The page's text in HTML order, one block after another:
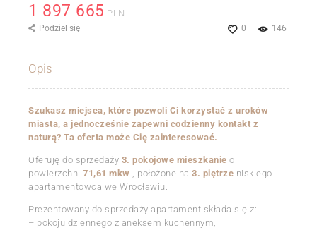
1 897 665 PLN
146
0
Podziel się
Opis
Szukasz miejsca, które pozwoli Ci korzystać z uroków
miasta, a jednocześnie zapewni codzienny kontakt z
naturą? Ta oferta może Cię zainteresować.
Oferuję do sprzedaży 3. pokojowe mieszkanie o
powierzchni 71,61 mkw., położone na 3. piętrze niskiego
apartamentowca we Wrocławiu.
Prezentowany do sprzedaży apartament składa się z:
– pokoju dziennego z aneksem kuchennym,